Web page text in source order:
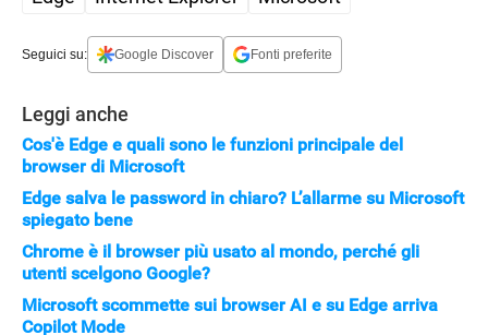
APPLE
Seguici su: Google Discover Fonti preferite
Leggi anche
Cos'è Edge e quali sono le funzioni principale del
browser di Microsoft
Edge salva le password in chiaro? L’allarme su Microsoft
spiegato bene
Chrome è il browser più usato al mondo, perché gli
utenti scelgono Google?
Microsoft scommette sui browser AI e su Edge arriva
Copilot Mode